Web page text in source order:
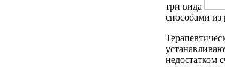
три вида
способами из
недостатком